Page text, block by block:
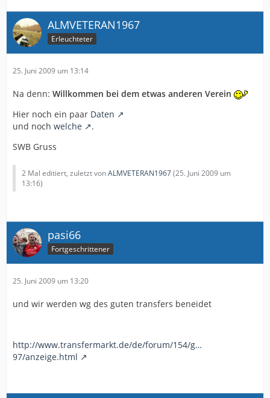
ALMVETERAN1967
Erleuchteter
25. Juni 2009 um 13:14
Na denn: Willkommen bei dem etwas anderen Verein
Hier noch ein paar Daten
und noch welche
.
SWB Gruss
2 Mal editiert, zuletzt vonALMVETERAN1967(25. Juni 2009 um
13:16)
pasi66
Fortgeschrittener
25. Juni 2009 um 13:20
und wir werden wg des guten transfers beneidet
http://www.transfermarkt.de/de/forum/154/g…
97/anzeige.html